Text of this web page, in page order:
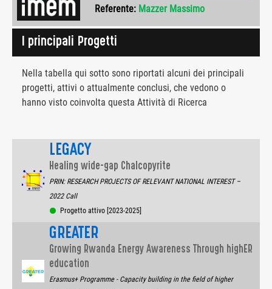
Referente: Mazzer Massimo
I principali Progetti
Nella tabella qui sotto sono riportati alcuni dei principali
progetti, attivi o attualmente conclusi, che vedono o
hanno visto coinvolta questa Attività di Ricerca
LEGACY
Healing wide-gap Chalcopyrite
PRIN: RESEARCH PROJECTS OF RELEVANT NATIONAL INTEREST –
2022 Call
Progetto attivo [2023-2025]
GREATER
Growing Rwanda Energy Awareness Through highER
education
Erasmus+ Programme - Capacity building in the field of higher